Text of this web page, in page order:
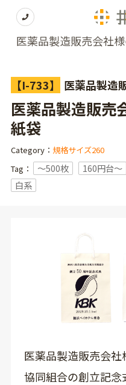
医薬品製造販売会社
【I-733】 医薬品製造
医薬品製造販売
紙袋
Category： 規格サイズ260
Tag：
〜500枚 160円台〜
白系
医薬品製造販売会
協同組合の創立記念